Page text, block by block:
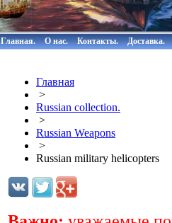
Главная. О нас. Контакты. Доставка.
Главная
>
Russian collection.
>
Russian Weapons
>
Russian military helicopters